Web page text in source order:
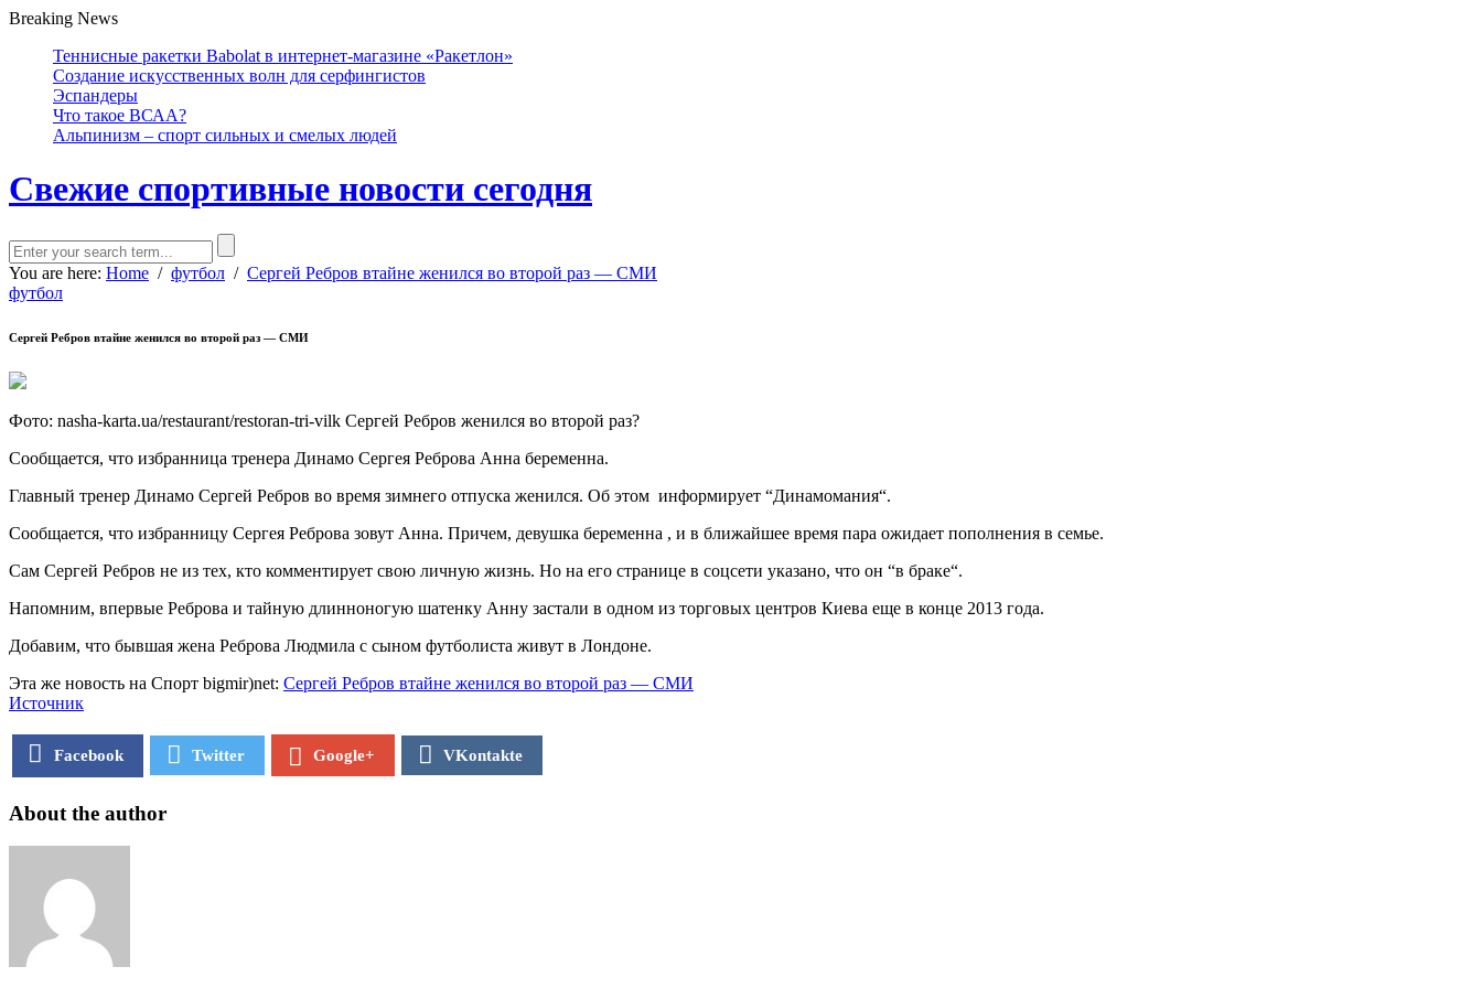
Breaking News
Теннисные ракетки Babolat в интернет-магазине «Ракетлон»
Создание искусственных волн для серфингистов
Эспандеры
Что такое ВСАА?
Альпинизм – спорт сильных и смелых людей
Свежие спортивные новости сегодня
You are here: Home / футбол / Сергей Ребров втайне женился во второй раз — СМИ
футбол
Сергей Ребров втайне женился во второй раз — СМИ
Фото: nasha-karta.ua/restaurant/restoran-tri-vilk Сергей Ребров женился во второй раз?
Сообщается, что избранница тренера Динамо Сергея Реброва Анна беременна.
Главный тренер Динамо Сергей Ребров во время зимнего отпуска женился. Об этом информирует “Динамомания“.
Сообщается, что избранницу Сергея Реброва зовут Анна. Причем, девушка беременна , и в ближайшее время пара ожидает пополнения в семье.
Сам Сергей Ребров не из тех, кто комментирует свою личную жизнь. Но на его странице в соцсети указано, что он “в браке“.
Напомним, впервые Реброва и тайную длинноногую шатенку Анну застали в одном из торговых центров Киева еще в конце 2013 года.
Добавим, что бывшая жена Реброва Людмила с сыном футболиста живут в Лондоне.
Эта же новость на Спорт bigmir)net: Сергей Ребров втайне женился во второй раз — СМИ
Источник
Facebook Twitter Google+ VKontakte
About the author